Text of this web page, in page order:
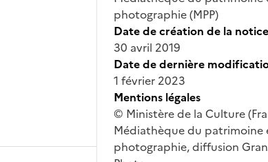
photographie (MPP)
Date de création de la notice
30 avril 2019
Date de dernière
1 février 2023
Mentions légales
© Ministère de la Culture
Médiathèque du patrimoine
photographie, diffusion